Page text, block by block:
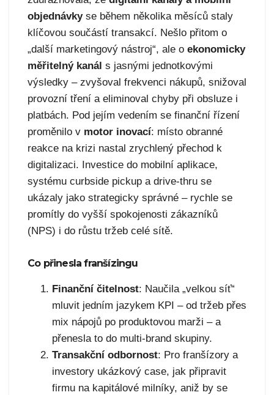
objednávkyse během několika měsíců staly
klíčovou součástí transakcí. Nešlo přitom o
„další marketingový nástroj“, ale o ekonomicky
měřitelný kanál s jasnými jednotkovými
výsledky – zvyšoval frekvenci nákupů, snižoval
provozní tření a eliminoval chyby při obsluze i
platbách. Pod jejím vedením se finanční řízení
proměnilo v motor inovací: místo obranné
reakce na krizi nastal zrychlený přechod k
digitalizaci. Investice do mobilní aplikace,
systému curbside pickup a drive-thru se
ukázaly jako strategicky správné – rychle se
promítly do vyšší spokojenosti zákazníků
(NPS) i do růstu tržeb celé sítě.
Co přinesla franšízingu
Finanční čitelnost: Naučila „velkou síť“
mluvit jedním jazykem KPI – od tržeb přes
mix nápojů po produktovou marži – a
přenesla to do multi-brand skupiny.
Transakční odbornost: Pro franšízory a
investory ukázkový case, jak připravit
firmu na kapitálové milníky, aniž by se